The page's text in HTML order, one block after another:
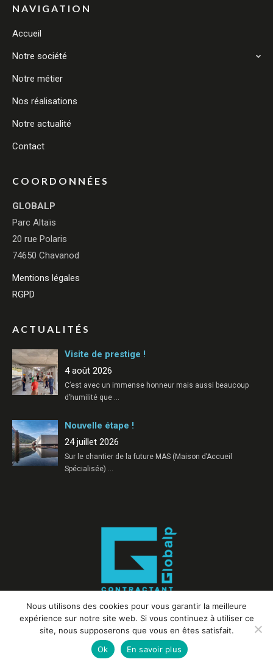
NAVIGATION
Accueil
Notre société
Notre métier
Nos réalisations
Notre actualité
Contact
COORDONNÉES
GLOBALP
Parc Altaïs
20 rue Polaris
74650 Chavanod
Mentions légales
RGPD
ACTUALITÉS
Visite de prestige !
4 août 2026
C’est avec un immense honneur mais aussi beaucoup
d’humilité que …
Nouvelle étape !
24 juillet 2026
Sur le chantier de la future MAS (Maison d’Accueil
Spécialisée) …
Nous utilisons des cookies pour vous garantir la meilleure
expérience sur notre site web. Si vous continuez à utiliser ce
site, nous supposerons que vous en êtes satisfait.
Ok
En savoir plus